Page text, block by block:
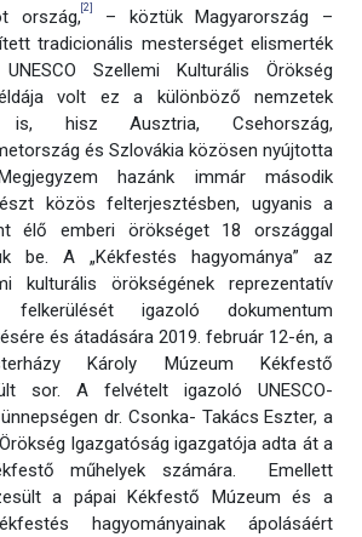
ország, [2]
– köztük Magyarország –
tradicionális mesterséget elismerték
Szellemi Kulturális Örökség
volt ez a különböző nemzetek
is, hisz Ausztria, Csehország,
és Szlovákia közösen nyújtotta
hazánk immár második
közös felterjesztésben, ugyanis a
élő emberi örökséget 18 országgal
be. A „Kékfestés hagyománya” az
kulturális örökségének reprezentatív
igazoló dokumentum
és átadására 2019. február 12-én, a
Károly Múzeum Kékfestő
sor. A felvételt igazoló UNESCO-
dr. Csonka- Takács Eszter, a
Igazgatóság igazgatója adta át a
műhelyek számára. Emellett
a pápai Kékfestő Múzeum és a
hagyományainak ápolásáért